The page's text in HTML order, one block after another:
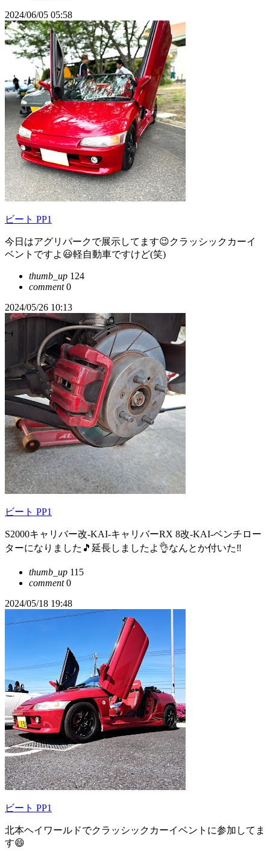
2024/06/05 05:58
ビート PP1
今日はアグリパークで展示してます😉クラッシックカーイ
ベントですよ😃軽自動車ですけど(笑)
thumb_up 124
comment0
2024/05/26 10:13
ビート PP1
S2000キャリバー改-KAI-キャリバーRX 8改-KAI-ベンチロー
ターになりました🎵延長しましたよ👌なんとか付いた‼️
thumb_up 115
comment0
2024/05/18 19:48
ビート PP1
北本ヘイワールドでクラッシックカーイベントに参加してま
す😄